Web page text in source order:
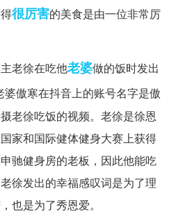
很厉害的美食是由一位非常厉
老徐在吃他老婆做的饭时发出
婆傲寒在抖音上的账号名字是傲
老徐吃饭的视频。老徐是徐恩
家和国际健体健身大赛上获得
驰健身房的老板，因此他能吃
徐发出的幸福感叹词是为了理
也是为了秀恩爱。